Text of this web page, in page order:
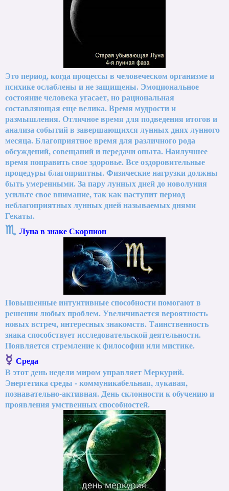
Это период, когда процессы в человеческом организме и
психике ослаблены и не защищены. Эмоциональное
состояние человека угасает, но рациональная
составляющая еще велика. Время мудрости и
размышления. Отличное время для подведения итогов и
анализа событий в завершающихся лунных днях лунного
месяца. Благоприятное время для различного рода
обсуждений, совещаний и передачи опыта. Наилучшее
время поправить свое здоровье. Все оздоровительные
процедуры благоприятны. Физические нагрузки должны
быть умеренными. За пару лунных дней до новолуния
усильте свое внимание, так как наступит период
неблагоприятных лунных дней называемых днями
Гекаты.
♏ Луна в знаке Скорпион
Повышенные интуитивные способности помогают в
решении любых проблем. Увеличивается вероятность
новых встреч, интересных знакомств. Таинственность
знака способствует исследовательской деятельности.
Появляется стремление к философии или мистике.
☿ Среда
В этот день недели миром управляет Меркурий.
Энергетика среды - коммуникабельная, лукавая,
познавательно-активная. День склонности к обучению и
проявления умственных способностей.